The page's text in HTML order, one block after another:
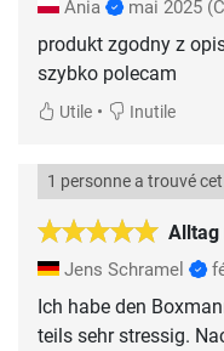
Ania mai 2025
produkt zgodny z
szybko polecam
Utile • Inutile
Alltag
1 personne a trouvé
Jens Schramel
Ich habe den
teils sehr stressig.